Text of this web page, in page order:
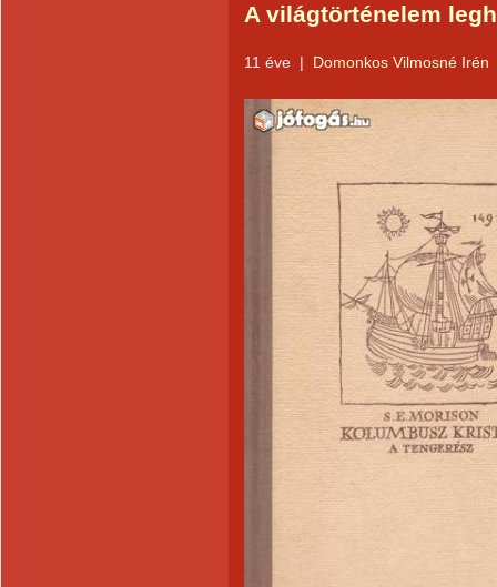
A világtörténelem
11 éve | Domonkos Vilmosné Irén